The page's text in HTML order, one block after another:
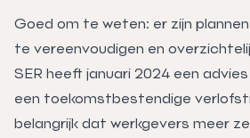
Goed om te weten: er zijn
te vereenvoudigen en
SER heeft januari 2024 een
een toekomstbestendige
belangrijk dat werkgevers meer